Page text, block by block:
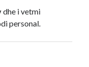
dhe i vetmi
personal.